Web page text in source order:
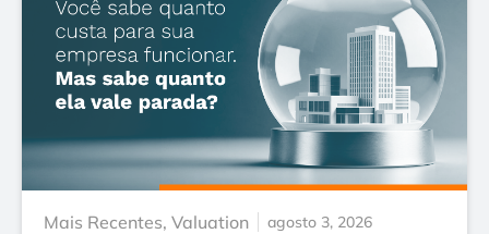
Mais Recentes, Valuation agosto 3, 2026